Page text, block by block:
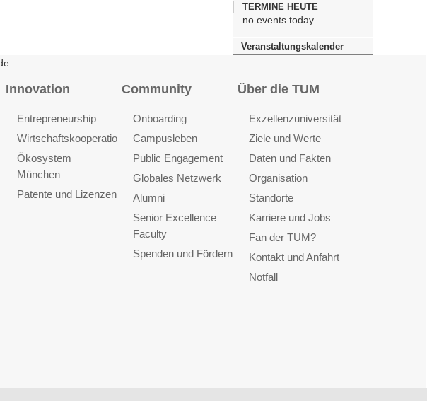
TERMINE HEUTE
no events today.
Veranstaltungskalender
Innovation
Entrepreneurship
Wirtschaftskooperationen
Ökosystem
München
Patente und Lizenzen
Community
Onboarding
Campusleben
Public Engagement
Globales Netzwerk
Alumni
Senior Excellence
Faculty
Spenden und Fördern
Über die TUM
Exzellenzuniversität
Ziele und Werte
Daten und Fakten
Organisation
Standorte
Karriere und Jobs
Fan der TUM?
Kontakt und Anfahrt
Notfall